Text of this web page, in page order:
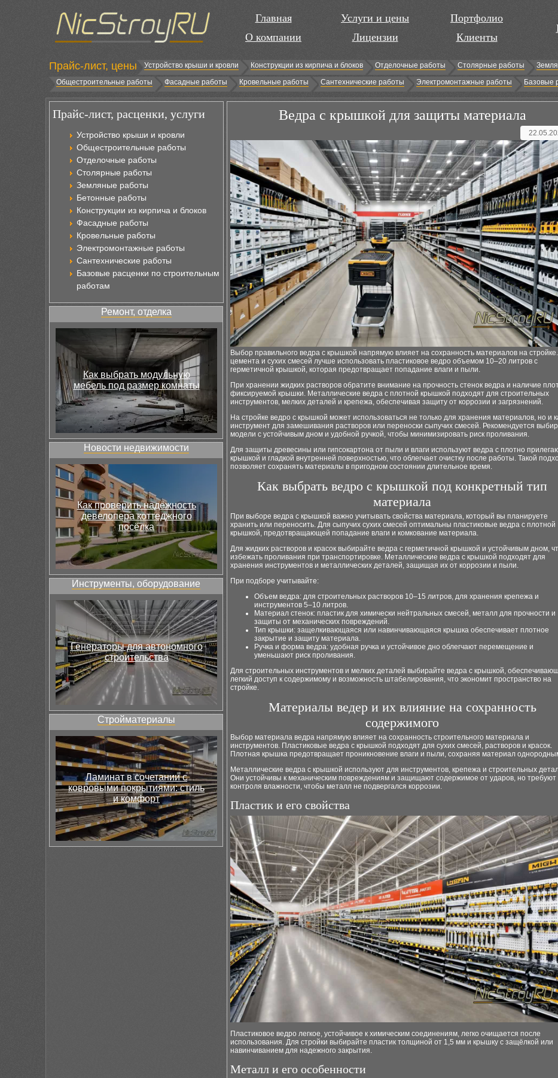
Главная
О компании
Услуги и цены
Лицензии
Портфолио
Клиенты
Прайс-лист, цены Устройство крыши и кровли Конструкции из кирпича и блоков Отделочные работы Столярные работы
Общестроительные работы
Фасадные работы Кровельные работы Сантехнические работы Электромонтажные работы Базовые
Прайс-лист, расценки, услуги
Устройство крыши и кровли
Общестроительные работы
Отделочные работы
Столярные работы
Земляные работы
Бетонные работы
Конструкции из кирпича и блоков
Фасадные работы
Кровельные работы
Электромонтажные работы
Сантехнические работы
Базовые расценки по строительным
работам
Ремонт, отделка
Как выбрать модульную
мебель под размер комнаты
Новости недвижимости
Как проверить надёжность
девелопера коттеджного
посёлка
Инструменты, оборудование
Генераторы для автономного
строительства
Стройматериалы
Ламинат в сочетании с
ковровыми покрытиями: стиль
и комфорт
Ведра с крышкой для защиты материала
Выбор правильного ведра с крышкой напрямую влияет на сохранность материалов на
цемента и сухих смесей лучше использовать пластиковое ведро объемом 10–20 литров с
герметичной крышкой, которая предотвращает попадание влаги и пыли.
При хранении жидких растворов обратите внимание на прочность стенок ведра и наличие
фиксируемой крышки. Металлические ведра с плотной крышкой подходят для строительных
инструментов, мелких деталей и крепежа, обеспечивая защиту от коррозии и загрязнений.
На стройке ведро с крышкой может использоваться не только для хранения материалов, но и
инструмент для замешивания растворов или переноски сыпучих смесей. Рекомендуется
модели с устойчивым дном и удобной ручкой, чтобы минимизировать риск проливания.
Для защиты древесины или гипсокартона от пыли и влаги используют ведра с плотно
крышкой и гладкой внутренней поверхностью, что облегчает очистку после работы. Такой
позволяет сохранять материалы в пригодном состоянии длительное время.
Как выбрать ведро с крышкой под конкретный тип
материала
При выборе ведра с крышкой важно учитывать свойства материала, который вы планируете
хранить или переносить. Для сыпучих сухих смесей оптимальны пластиковые ведра с плотной
крышкой, предотвращающей попадание влаги и комкование материала.
Для жидких растворов и красок выбирайте ведра с герметичной крышкой и устойчивым дном,
избежать проливания при транспортировке. Металлические ведра с крышкой подходят для
хранения инструментов и металлических деталей, защищая их от коррозии и пыли.
При подборе учитывайте:
Объем ведра: для строительных растворов 10–15 литров, для хранения крепежа и
инструментов 5–10 литров.
Материал стенок: пластик для химически нейтральных смесей, металл для прочности и
защиты от механических повреждений.
Тип крышки: защелкивающаяся или навинчивающаяся крышка обеспечивает плотное
закрытие и защиту материала.
Ручка и форма ведра: удобная ручка и устойчивое дно облегчают перемещение и
уменьшают риск проливания.
Для строительных инструментов и мелких деталей выбирайте ведра с крышкой,
легкий доступ к содержимому и возможность штабелирования, что экономит пространство на
стройке.
Материалы ведер и их влияние на сохранность
содержимого
Выбор материала ведра напрямую влияет на сохранность строительного материала и
инструментов. Пластиковые ведра с крышкой подходят для сухих смесей, растворов и красок.
Плотная крышка предотвращает проникновение влаги и пыли, сохраняя материал
Металлические ведра с крышкой используют для инструментов, крепежа и строительных
Они устойчивы к механическим повреждениям и защищают содержимое от ударов, но требуют
контроля влажности, чтобы металл не подвергался коррозии.
Пластик и его свойства
Пластиковое ведро легкое, устойчивое к химическим соединениям, легко очищается после
использования. Для стройки выбирайте пластик толщиной от 1,5 мм и крышку с защёлкой или
навинчиванием для надежного закрытия.
Металл и его особенности